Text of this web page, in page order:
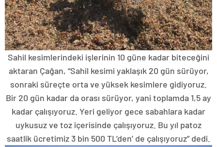
Sahil kesimlerindeki işlerinin 10 güne kadar biteceğini
aktaran Çağan, “Sahil kesimi yaklaşık 20 gün sürüyor,
sonraki süreçte orta ve yüksek kesimlere gidiyoruz.
Bir 20 gün kadar da orası sürüyor, yani toplamda 1,5 ay
kadar çalışıyoruz. Yeri geliyor gece sabahlara kadar
uykusuz ve toz içerisinde çalışıyoruz. Bu yıl patoz
saatlik ücretimiz 3 bin 500 TL’den’ de çalışıyoruz” dedi.